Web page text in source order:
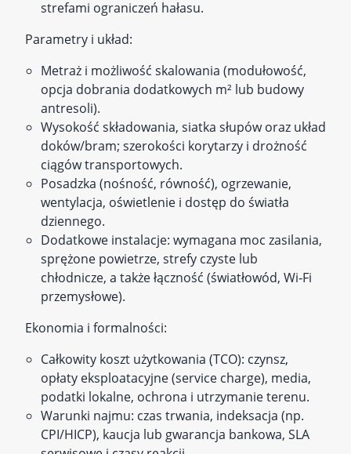
strefami ograniczeń hałasu.
Parametry i układ:
Metraż i możliwość skalowania (modułowość,
opcja dobrania dodatkowych m² lub budowy
antresoli).
Wysokość składowania, siatka słupów oraz układ
doków/bram; szerokości korytarzy i drożność
ciągów transportowych.
Posadzka (nośność, równość), ogrzewanie,
wentylacja, oświetlenie i dostęp do światła
dziennego.
Dodatkowe instalacje: wymagana moc zasilania,
sprężone powietrze, strefy czyste lub
chłodnicze, a także łączność (światłowód, Wi‑Fi
przemysłowe).
Ekonomia i formalności:
Całkowity koszt użytkowania (TCO): czynsz,
opłaty eksploatacyjne (service charge), media,
podatki lokalne, ochrona i utrzymanie terenu.
Warunki najmu: czas trwania, indeksacja (np.
CPI/HICP), kaucja lub gwarancja bankowa, SLA